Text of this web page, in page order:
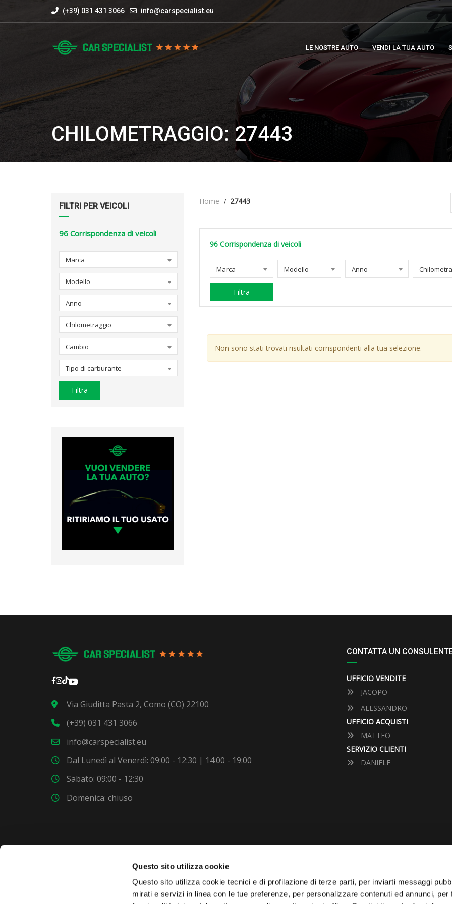
Questo sito utilizza cookie
Questo sito utilizza cookie tecnici e di profilazione di terze parti, per inviarti messaggi
mirati e servizi in linea con le tue preferenze, per personalizzare contenuti ed annunci, per
(+39) 031 431 3066 info@carspecialist.eu
LE NOSTRE AUTO VENDI LA TUA AUTO
CHILOMETRAGGIO: 27443
FILTRI PER VEICOLI
96 Corrispondenza di veicoli
Marca
Modello
Anno
Chilometraggio
Cambio
Tipo di carburante
Filtra
Home 27443
96 Corrispondenza di veicoli
Marca Modello Anno
Filtra
Non sono stati trovati risultati corrispondenti alla tua selezione.
Via Giuditta Pasta 2, Como (CO) 22100
(+39) 031 431 3066
info@carspecialist.eu
Dal Lunedì al Venerdì: 09:00 - 12:30 | 14:00 - 19:00
Sabato: 09:00 - 12:30
Domenica: chiuso
CONTATTA UN
UFFICIO VENDITE
JACOPO
ALESSANDRO
UFFICIO ACQUISTI
MATTEO
SERVIZIO CLIENTI
DANIELE
Vai Al Garage